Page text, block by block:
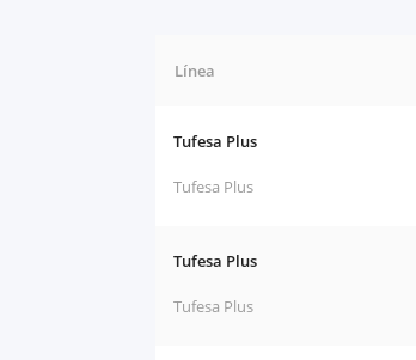
Línea
Tufesa Plus
Tufesa Plus
Tufesa Plus
Tufesa Plus